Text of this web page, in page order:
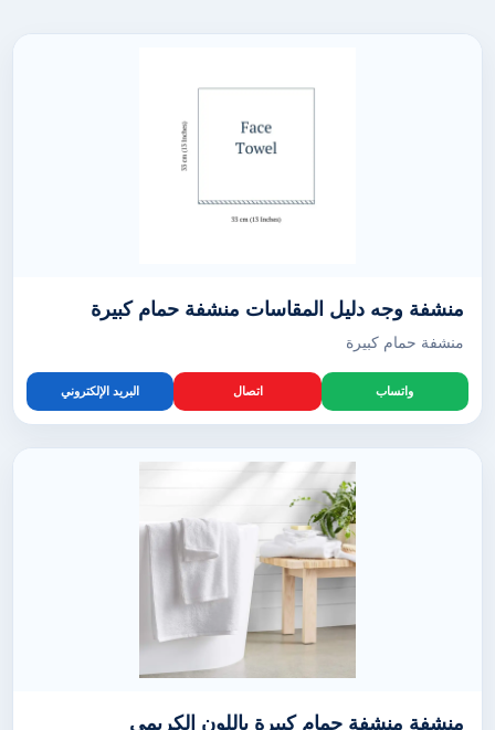
منشفة وجه دليل المقاسات منشفة حمام كبيرة
منشفة حمام كبيرة
واتساب اتصال البريد الإلكتروني
منشفة منشفة حمام كبيرة باللون الكريمي